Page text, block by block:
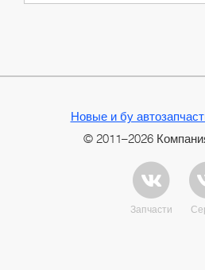
Новые и бу
© 2011–2026
Запчасти